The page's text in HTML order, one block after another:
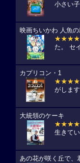
小さい
映画ちいかわ 人魚
★★★★
た。 セ
カプリコン・1
★★★★
がしま
大統領のケーキ
生きて
あの花が咲く丘で、